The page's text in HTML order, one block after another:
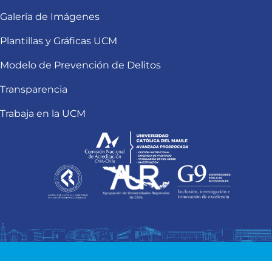
Galería de Imágenes
Plantillas y Gráficas UCM
Modelo de Prevención de Delitos
Transparencia
Trabaja en la UCM